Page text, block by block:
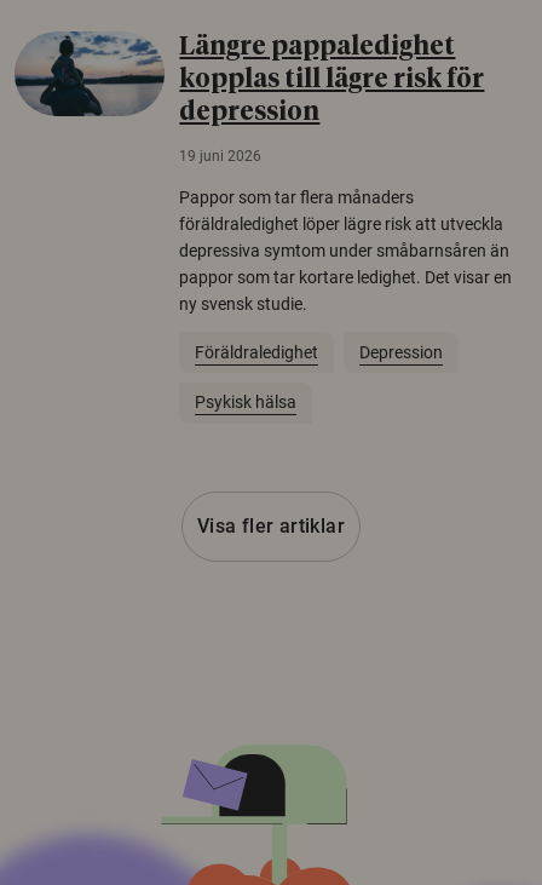
Längre pappaledighet
kopplas till lägre risk för
depression
19 juni 2026
Pappor som tar flera månaders
föräldraledighet löper lägre risk att utveckla
depressiva symtom under småbarnsåren än
pappor som tar kortare ledighet. Det visar en
ny svensk studie.
Föräldraledighet Depression
Psykisk hälsa
Visa fler artiklar